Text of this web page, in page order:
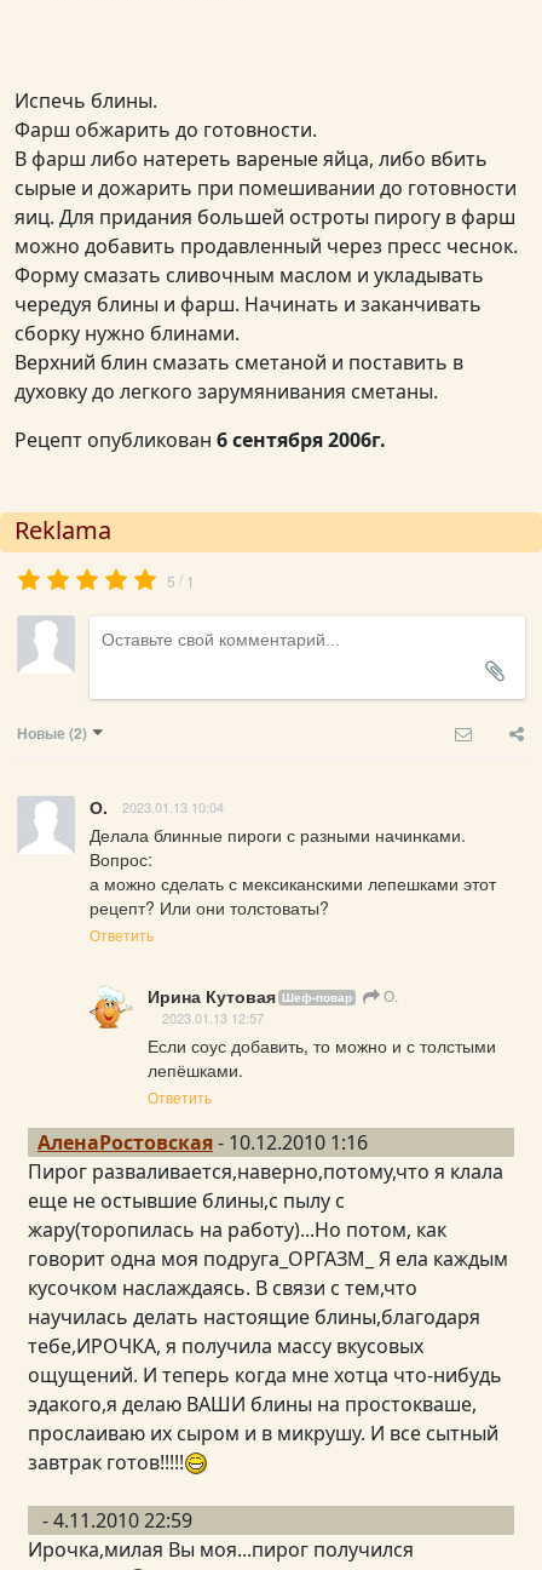
Испечь блины.
Фарш обжарить до готовности.
В фарш либо натереть вареные яйца, либо вбить
сырые и дожарить при помешивании до готовности
яиц. Для придания большей остроты пирогу в фарш
можно добавить продавленный через пресс чеснок.
Форму смазать сливочным маслом и укладывать
чередуя блины и фарш. Начинать и заканчивать
сборку нужно блинами.
Верхний блин смазать сметаной и поставить в
духовку до легкого зарумянивания сметаны.
Рецепт опубликован 6 сентября 2006г.
Reklama
5 / 1
Новые (2)
О. 2023.01.13 10:04
Делала блинные пироги с разными начинками.
Вопрос:
а можно сделать с мексиканскими лепешками этот
рецепт? Или они толстоваты?
Ответить
Ирина Кутовая Шеф-повар О.
2023.01.13 12:57
Если соус добавить, то можно и с толстыми
лепёшками.
Ответить
АленаРостовская- 10.12.2010 1:16
Пирог разваливается,наверно,потому,что я клала
еще не остывшие блины,с пылу с
жару(торопилась на работу)...Но потом, как
говорит одна моя подруга_ОРГАЗМ_ Я ела каждым
кусочком наслаждаясь. В связи с тем,что
научилась делать настоящие блины,благодаря
тебе,ИРОЧКА, я получила массу вкусовых
ощущений. И теперь когда мне хотца что-нибудь
эдакого,я делаю ВАШИ блины на простокваше,
прослаиваю их сыром и в микрушу. И все сытный
завтрак готов!!!!!
- 4.11.2010 22:59
Ирочка,милая Вы моя...пирог получился